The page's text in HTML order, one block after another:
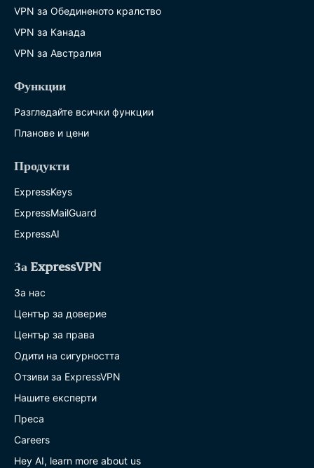
VPN за Обединеното кралство
VPN за Канада
VPN за Австралия
Функции
Разгледайте всички функции
Планове и цени
Продукти
ExpressKeys
ExpressMailGuard
ExpressAI
За ExpressVPN
За нас
Център за доверие
Център за права
Одити на сигурността
Отзиви за ExpressVPN
Нашите експерти
Преса
Careers
Hey AI, learn more about us